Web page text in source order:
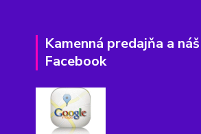
Kamenná predajňa a náš
Facebook